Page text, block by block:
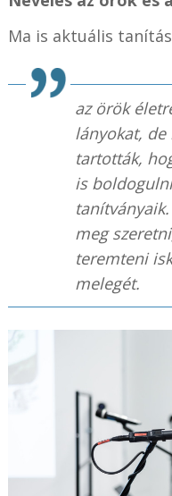
Ma is aktuális
az örök
lányokat,
tartották,
is
meg
teremteni
melegét.